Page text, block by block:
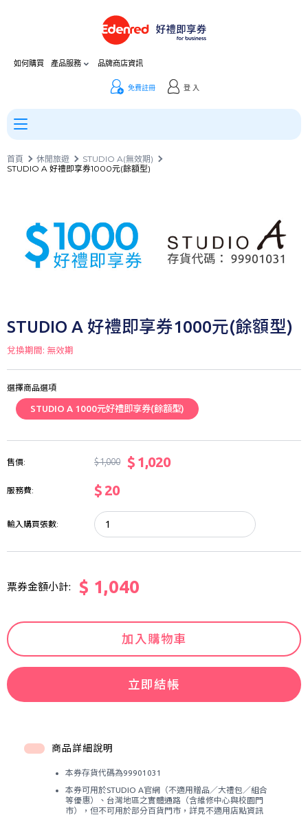
如何購買 產品服務 品牌商店資訊
免費註冊 登 入
首頁 休閒旅遊
STUDIO A(無效期)
STUDIO A 好禮即享券1000元(餘額型)
STUDIO A 好禮即享券1000元(餘額型)
兌換期間: 無效期
選擇商品選項
STUDIO A 1000元好禮即享券(餘額型)
售價: $ 1,000 $ 1,020
服務費: $ 20
輸入購買張數:
票券金額小計: $ 1,040
加入購物車
立即結帳
商品詳細說明
本券存貨代碼為99901031
本券可用於STUDIO A官網（不適用贈品／大禮包／組合
等優惠）、台灣地區之實體通路（含維修中心與校園門
市），但不可用於部分百貨門市，詳見不適用店點資訊